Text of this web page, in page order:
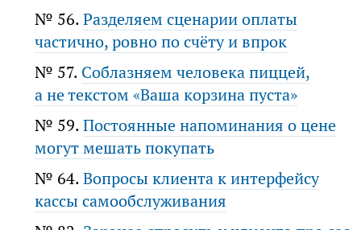
№ 56.Разделяем сценарии оплаты
частично, ровно по счёту и впрок
№ 57. Соблазняем человека пиццей,
а не текстом «Ваша корзина пуста»
№ 59.Постоянные напоминания о цене
могут мешать покупать
№ 64.Вопросы клиента к интерфейсу
кассы самообслуживания